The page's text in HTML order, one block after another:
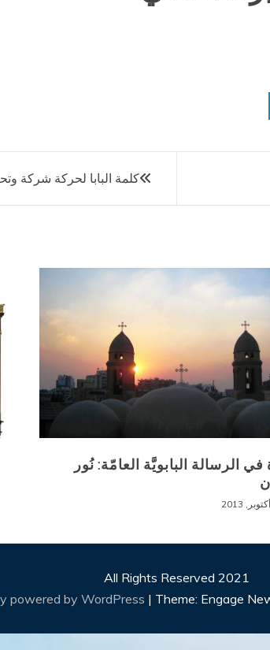
كلمة البابا لحركة شركة
في الرسالة البابويَّة العامّة: نُور
All Rights Reserved 2021
powered by WordPress | Theme: Engage